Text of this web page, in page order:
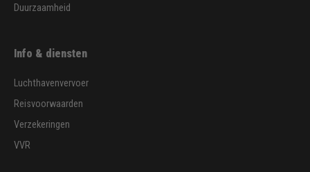
Duurzaamheid
Info & diensten
Luchthavenvervoer
Reisvoorwaarden
Verzekeringen
VVR